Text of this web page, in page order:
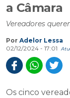
a Câmara
Vereadores
Por Adelor Lessa
02/12/2024 - 17:01
Os cinco